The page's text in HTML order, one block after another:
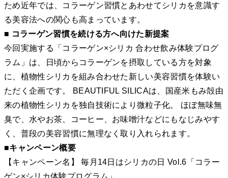
ため近年では、コラーゲン習慣とあわせてシリカを意識す
る美容法への関心も高まっています。
■ コラーゲン習慣を続ける方へ向けた新提案
今回実施する「コラーゲン×シリカ 合わせ飲み体験プログ
ラム」は、日頃からコラーゲンを摂取している方を対象
に、植物性シリカを組み合わせた新しい美容習慣を体験い
ただく企画です。 BEAUTIFUL SILICAは、国産米もみ殻由
来の植物性シリカを独自技術により微粒子化。 ほぼ無味無
臭で、水やお茶、コーヒー、お味噌汁などにもなじみやす
く、普段の美容習慣に無理なく取り入れられます。
■キャンペーン概要
【キャンペーン名】 毎月14日はシリカの日 Vol.6「コラー
ゲン×シリカ体験プログラム」